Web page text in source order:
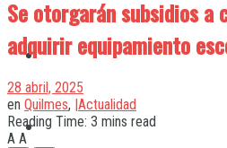
Quilmes
Varela
Se otorgarán subsidios a
adquirir equipamiento
28 abril, 2025
en Quilmes, |Actualidad
Reading Time: 3 mins read
A A